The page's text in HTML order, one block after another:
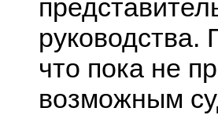
руководства.
что пока не
возможным